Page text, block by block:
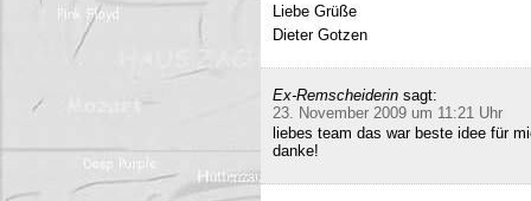
Liebe Grüße
Dieter Gotzen
Ex-Remscheiderin sagt:
23. November 2009 um 11:21 Uhr
liebes team das war beste idee für
danke!